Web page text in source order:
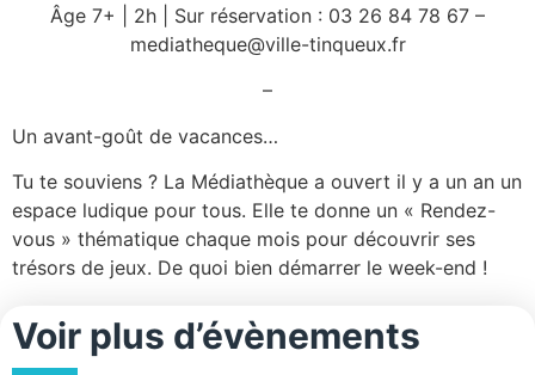
Âge 7+ | 2h | Sur réservation : 03 26 84 78 67 –
mediatheque@ville-tinqueux.fr
–
Un avant-goût de vacances…
Tu te souviens ? La Médiathèque a ouvert il y a un an un
espace ludique pour tous. Elle te donne un « Rendez-
vous » thématique chaque mois pour découvrir ses
trésors de jeux. De quoi bien démarrer le week-end !
Voir plus d’évènements